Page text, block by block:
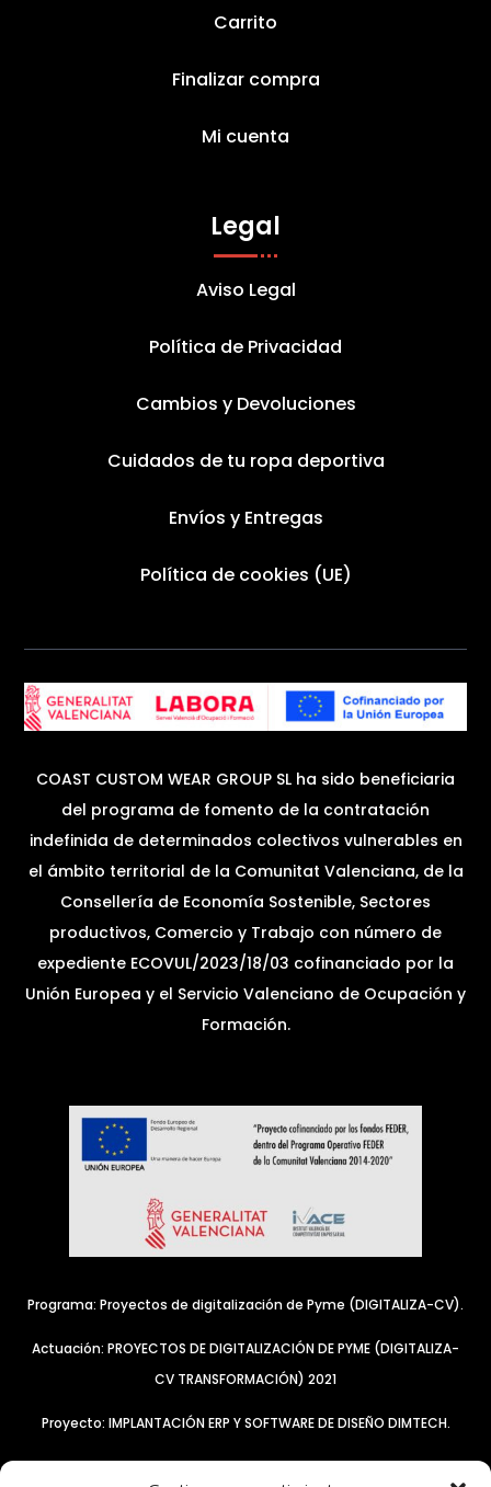
Carrito
Finalizar compra
Mi cuenta
Legal
Aviso Legal
Política de Privacidad
Cambios y Devoluciones
Cuidados de tu ropa deportiva
Envíos y Entregas
Política de cookies (UE)
COAST CUSTOM WEAR GROUP SL ha sido beneficiaria
del programa de fomento de la contratación
indefinida de determinados colectivos vulnerables en
el ámbito territorial de la Comunitat Valenciana, de la
Consellería de Economía Sostenible, Sectores
productivos, Comercio y Trabajo con número de
expediente ECOVUL/2023/18/03 cofinanciado por la
Unión Europea y el Servicio Valenciano de Ocupación y
Formación.
Programa: Proyectos de digitalización de Pyme (DIGITALIZA-CV).
Actuación: PROYECTOS DE DIGITALIZACIÓN DE PYME (DIGITALIZA-
CV TRANSFORMACIÓN) 2021
Proyecto: IMPLANTACIÓN ERP Y SOFTWARE DE DISEÑO DIMTECH.
Resultado: Incorporación de tres herramientas para mantener la